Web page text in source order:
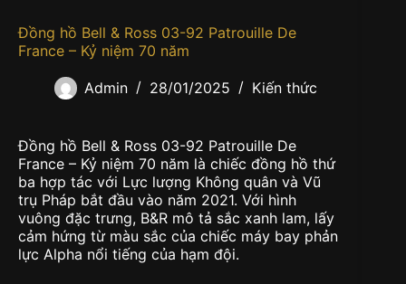
Đồng hồ Bell & Ross 03-92 Patrouille De
France – Kỷ niệm 70 năm
Admin 28/01/2025 Kiến thức
Đồng hồ Bell & Ross 03-92 Patrouille De
France – Kỷ niệm 70 năm là chiếc đồng hồ thứ
ba hợp tác với Lực lượng Không quân và Vũ
trụ Pháp bắt đầu vào năm 2021. Với hình
vuông đặc trưng, B&R mô tả sắc xanh lam, lấy
cảm hứng từ màu sắc của chiếc máy bay phản
lực Alpha nổi tiếng của hạm đội.